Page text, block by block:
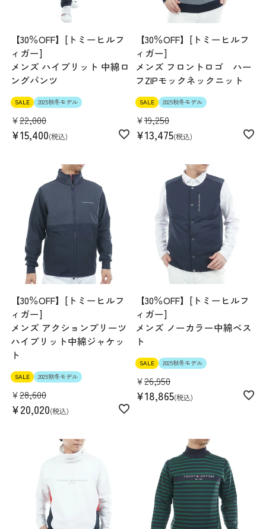
【30％OFF】[トミーヒルフ
ィガー]
メンズ ハイブリット 中綿ロ
ングパンツ
SALE 2025秋冬モデル
¥22,000
¥15,400 税込
【30％OFF】[トミーヒルフ
ィガー]
メンズ フロントロゴ ハー
フZIPモックネックニット
SALE 2025秋冬モデル
¥19,250
¥13,475 税込
【30％OFF】[トミーヒルフ
ィガー]
メンズ アクションプリーツ
ハイブリット中綿ジャケッ
ト
SALE 2025秋冬モデル
¥28,600
¥20,020 税込
【30％OFF】[トミーヒルフ
ィガー]
メンズ ノーカラー中綿ベス
ト
SALE 2025秋冬モデル
¥26,950
¥18,865 税込